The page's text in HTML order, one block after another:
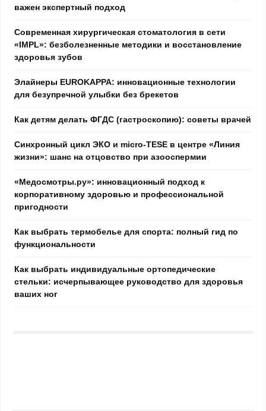
важен экспертный подход
Современная хирургическая стоматология в сети
«IMPL»: безболезненные методики и восстановление
здоровья зубов
Элайнеры EUROKAPPA: инновационные технологии
для безупречной улыбки без брекетов
Как детям делать ФГДС (гастроскопию): советы врачей
Синхронный цикл ЭКО и micro-TESE в центре «Линия
жизни»: шанс на отцовство при азооспермии
«Медосмотры.ру»: инновационный подход к
корпоративному здоровью и профессиональной
пригодности
Как выбрать термобелье для спорта: полный гид по
функциональности
Как выбрать индивидуальные ортопедические
стельки: исчерпывающее руководство для здоровья
ваших ног